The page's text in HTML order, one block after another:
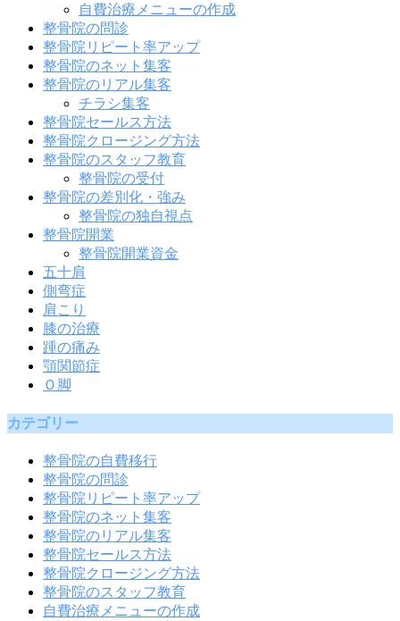
自費治療メニューの作成
整骨院の問診
整骨院リピート率アップ
整骨院のネット集客
整骨院のリアル集客
チラシ集客
整骨院セールス方法
整骨院クロージング方法
整骨院のスタッフ教育
整骨院の受付
整骨院の差別化・強み
整骨院の独自視点
整骨院開業
整骨院開業資金
五十肩
側弯症
肩こり
膝の治療
踵の痛み
顎関節症
Ｏ脚
カテゴリー
整骨院の自費移行
整骨院の問診
整骨院リピート率アップ
整骨院のネット集客
整骨院のリアル集客
整骨院セールス方法
整骨院クロージング方法
整骨院のスタッフ教育
自費治療メニューの作成